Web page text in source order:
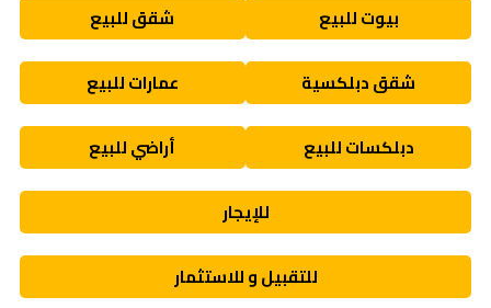
بيوت للبيع شقق للبيع
شقق دبلكسية عمارات للبيع
دبلكسات للبيع أراضي للبيع
للإيجار
للتقبيل و للاستثمار